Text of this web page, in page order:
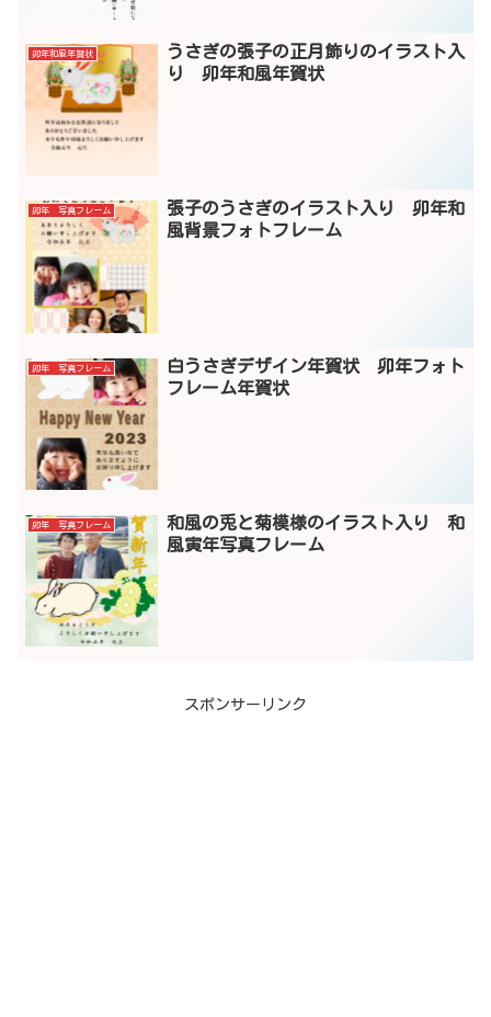
卯年和風年賀状
うさぎの張子の正月飾りのイラスト入
り 卯年和風年賀状
卯年 写真フレーム
張子のうさぎのイラスト入り 卯年和
風背景フォトフレーム
卯年 写真フレーム
白うさぎデザイン年賀状 卯年フォト
フレーム年賀状
卯年 写真フレーム
和風の兎と菊模様のイラスト入り 和
風寅年写真フレーム
スポンサーリンク